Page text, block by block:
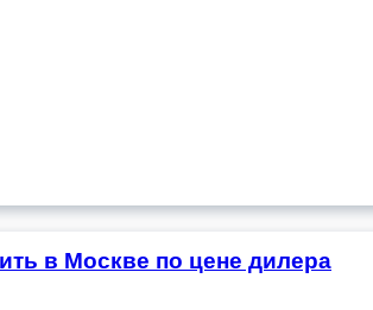
в Москве по цене дилера